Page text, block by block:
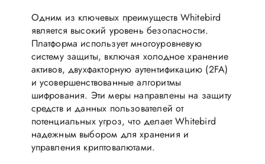
Одним из ключевых преимуществ Whitebird
является высокий уровень безопасности.
Платформа использует многоуровневую
систему защиты, включая холодное хранение
активов, двухфакторную аутентификацию (2FA)
и усовершенствованные алгоритмы
шифрования. Эти меры направлены на защиту
средств и данных пользователей от
потенциальных угроз, что делает Whitebird
надежным выбором для хранения и
управления криптовалютами.